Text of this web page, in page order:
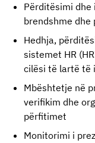
Përditësimi
brendshme
Hedhja,
sistemet HR
cilësi të lartë të
Mbështetje në
verifikim dhe
përfitimet
Monitorimi i